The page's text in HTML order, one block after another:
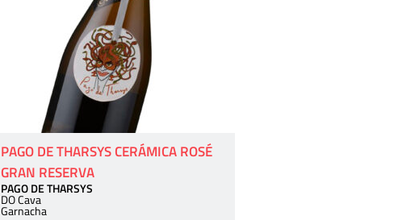
PAGO DE THARSYS CERÁMICA ROSÉ
GRAN RESERVA
PAGO DE THARSYS
DO Cava
Garnacha